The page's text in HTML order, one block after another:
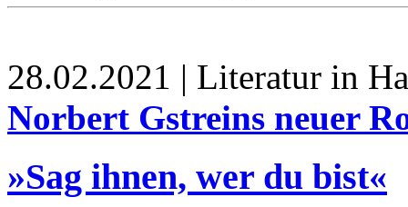
28.02.2021 | Literatur in
Norbert Gstreins neuer
»Sag ihnen, wer du bist«